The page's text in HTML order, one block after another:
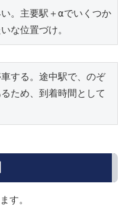
。主要駅＋αでいくつか
な位置づけ。
する。途中駅で、のぞ
ため、到着時間として
す。